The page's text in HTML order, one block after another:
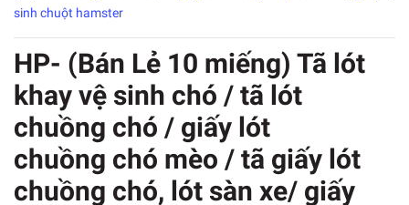
sinh chuột hamster
HP- (Bán Lẻ 10 miếng) Tã lót
khay vệ sinh chó / tã lót
chuồng chó / giấy lót
chuồng chó mèo / tã giấy lót
chuồng chó, lót sàn xe/ giấy